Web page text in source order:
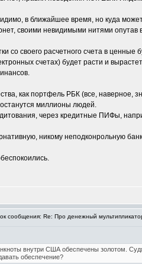
в ближайшее время, но куда
своими невидимыми нитями опутав
со своего расчетного счета в
счетах) будет расти и
как портфель РБК (все,
миллионы людей.
через кредитные ПИФы,
никому неподконрольную
сообщения: Re: Про денежный
внутри США обеспечены золотом.
обеспечение?